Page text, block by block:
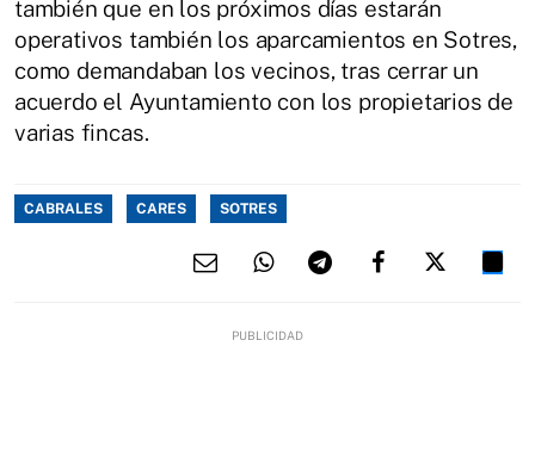
también que en los próximos días estarán
operativos también los aparcamientos en Sotres,
como demandaban los vecinos, tras cerrar un
acuerdo el Ayuntamiento con los propietarios de
varias fincas.
CABRALES CARES SOTRES